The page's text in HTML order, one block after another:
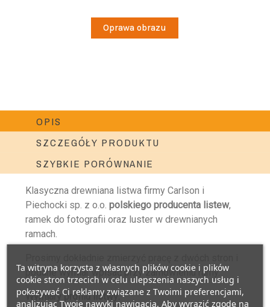
Oprawa obrazu
OPIS
SZCZEGÓŁY PRODUKTU
SZYBKIE PORÓWNANIE
Klasyczna drewniana listwa firmy Carlson i
Piechocki sp. z o.o.polskiego producenta listew,
ramek do fotografii oraz luster w drewnianych
ramach.
podane wymiar wpisać przy zamówieniu ramy.
Wymiary profilu listwy:
Ta witryna korzysta z własnych plików cookie i plików
cookie stron trzecich w celu ulepszenia naszych usług i
pokazywać Ci reklamy związane z Twoimi preferencjami,
analizując Twoje nawyki nawigacja. Aby wyrazić zgodę na